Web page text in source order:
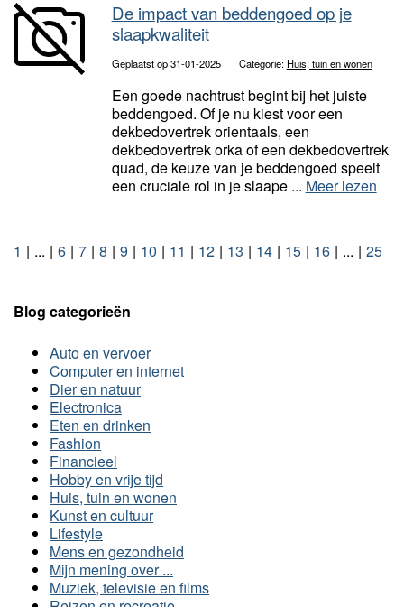
De impact van beddengoed op je
slaapkwaliteit
Geplaatst op 31-01-2025 Categorie: Huis, tuin en wonen
Een goede nachtrust begint bij het juiste
beddengoed. Of je nu kiest voor een
dekbedovertrek orientaals, een
dekbedovertrek orka of een dekbedovertrek
quad, de keuze van je beddengoed speelt
een cruciale rol in je slaape ... Meer lezen
1 ... 6 7 8 9 10 11 12 13 14 15 16 ... 25
Blog categorieën
Auto en vervoer
Computer en internet
Dier en natuur
Electronica
Eten en drinken
Fashion
Financieel
Hobby en vrije tijd
Huis, tuin en wonen
Kunst en cultuur
Lifestyle
Mens en gezondheid
Mijn mening over ...
Muziek, televisie en films